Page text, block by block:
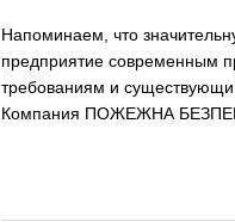
Напоминаем, что
предприятие современным
требованиям и
Компания ПОЖЕЖНА